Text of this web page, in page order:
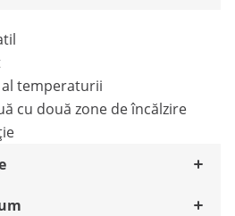
temperaturii
cu două zone de încălzire